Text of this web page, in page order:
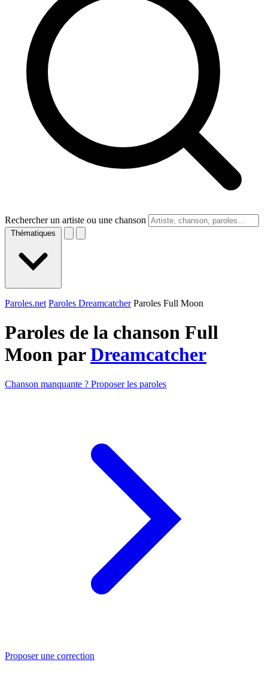
Rechercher un artiste ou une chanson
Thématiques
Paroles.net Paroles Dreamcatcher Paroles Full Moon
Paroles de la chanson Full
Moon parDreamcatcher
Chanson manquante ? Proposer les paroles
Proposer une correction